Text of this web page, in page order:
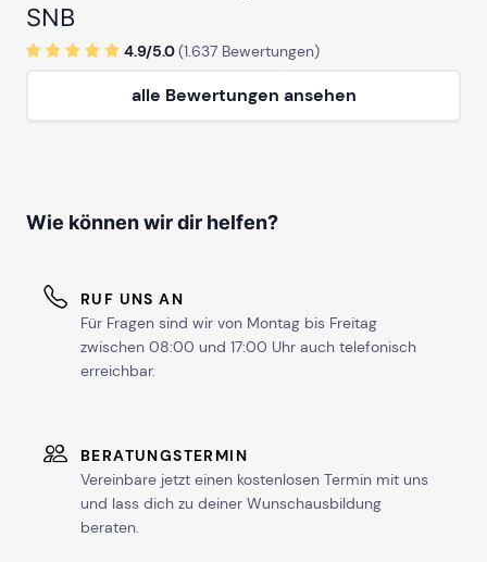
SNB
4.9/5.0(1.637 Bewertungen)
alle Bewertungen ansehen
Wie können wir dir helfen?
RUF UNS AN
Für Fragen sind wir von Montag bis Freitag
zwischen 08:00 und 17:00 Uhr auch telefonisch
erreichbar.
BERATUNGSTERMIN
Vereinbare jetzt einen kostenlosen Termin mit uns
und lass dich zu deiner Wunschausbildung
beraten.